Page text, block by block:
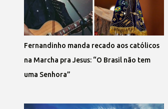
Fernandinho manda recado aos católicos
na Marcha pra Jesus: “O Brasil não tem
uma Senhora”